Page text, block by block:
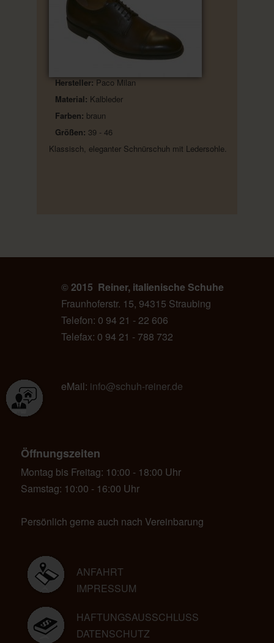
Hersteller: Paco Milan
Material: Kalbleder
Farben: braun
Größen: 39 - 46
Klassisch, eleganter Schnürschuh mit Ledersohle.
© 2015 Reiner, italienische Schuhe
Fraunhoferstr. 15, 94315 Straubing
Telefon: 0 94 21 - 22 606
Telefax: 0 94 21 - 788 732
eMail: info@schuh-reiner.de
Öffnungszeiten
Montag bis Freitag: 10:00 - 18:00 Uhr
Samstag: 10:00 - 16:00 Uhr
Persönlich gerne auch nach Vereinbarung
ANFAHRT
IMPRESSUM
HAFTUNGSAUSSCHLUSS
DATENSCHUTZ